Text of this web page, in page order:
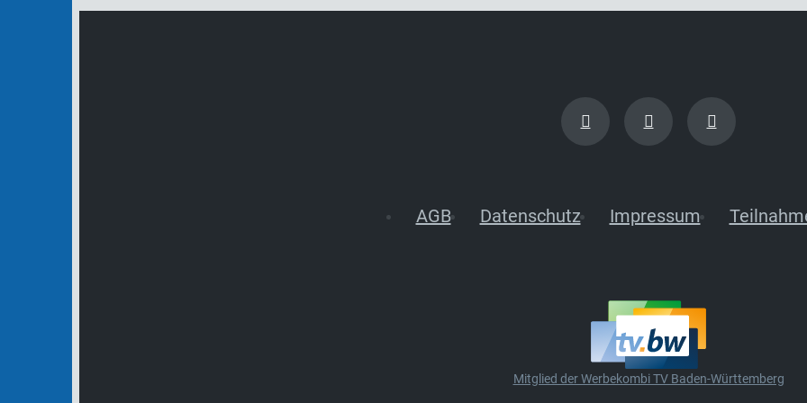
AGB Datenschutz Impressum
Mitglied der Werbekombi TV Baden-Württemberg